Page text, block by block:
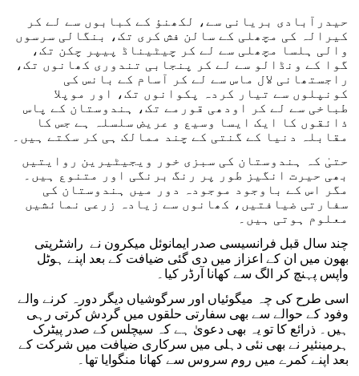
حیدرآبادی بریانی سے، لکھنؤ کے کبابوں سے لے کر
کیرالہ کی مچھلی کے سالن فش کری تک، بنگالی سرسوں
والی ہلسا مچھلی سے لے کر چیٹیناڈ پیپر چکن تک،
گوا کے ونڈالو سے لے کر پنجابی تندوری کھانوں تک،
راجستھانی لال ماس سے لے کر آسام کے بانس کی
کونپلوں سے تیار کردہ پکوانوں تک، اور موپلا
طباخی سے لے کر اودھی قورمے تک، ہندوستان کے پاس
ذائقوں کا ایک ایسا وسیع و عریض سلسلہ ہے جس کا
مقابلہ دنیا کے گنتی کے چند ممالک ہی کر سکتے ہیں۔
حتیٰ کہ ہندوستان کی سبزی خور ویجیٹیرین روایتیں
بھی حیرت انگیز طور پر رنگ برنگی اور متنوع ہیں۔
مگر اس کے باوجود موجودہ دور میں ہندوستان کی
سفارتی ضیافتیں، کھانوں سے زیادہ زرعی نمائشیں
معلوم ہوتی ہیں۔
چند سال قبل فرانسیسی صدر ایمانوئل میکرون نے راشٹرپتی
بھون میں ان کے اعزاز میں دی گئی ضیافت کے بعد اپنے ہوٹل
واپس پہنچ کر الگ سے کھانا آرڈر کیا۔
اسی طرح کی چہ میگوئیاں اور سرگوشیاں دیگر دورہ کرنے والے
وفود کے حوالے سے بھی سفارتی حلقوں میں گردش کرتی رہی
ہیں۔ ذرائع کا تو یہ بھی دعویٰ ہے کہ سیچلس کے صدر پیٹرک
ہرمینئیر نے بھی نئی دہلی میں سرکاری ضیافت میں شرکت کے
بعد اپنے کمرے میں روم سروس سے کھانا منگوایا تھا۔